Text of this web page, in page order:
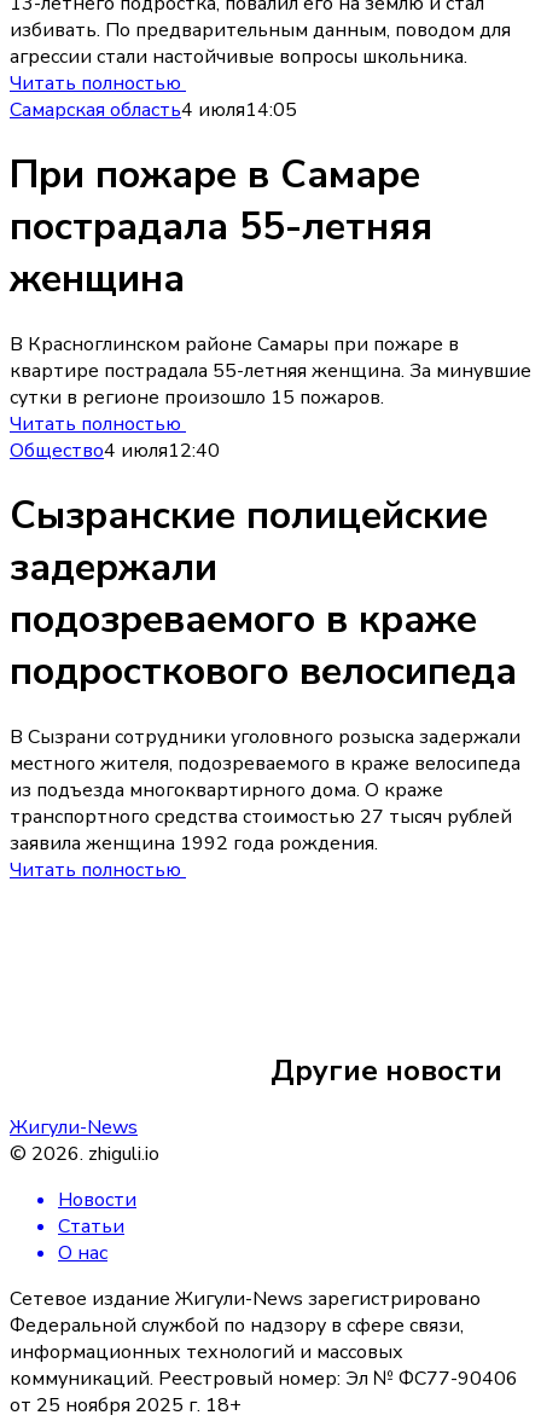
Другие новости
Центрального
избивать. По предварительным данным, поводом для
агрессии стали настойчивые вопросы школьника.
Читать полностью
Самарская область4 июля14:05
При пожаре в Самаре
пострадала 55-летняя
женщина
В Красноглинском районе Самары при пожаре в
квартире пострадала 55-летняя женщина. За минувшие
сутки в регионе произошло 15 пожаров.
Читать полностью
Общество4 июля12:40
Сызранские полицейские
задержали
подозреваемого в краже
подросткового велосипеда
В Сызрани сотрудники уголовного розыска задержали
местного жителя, подозреваемого в краже велосипеда
из подъезда многоквартирного дома. О краже
транспортного средства стоимостью 27 тысяч рублей
заявила женщина 1992 года рождения.
Читать полностью
Жигули-News
© 2026. zhiguli.io
Новости
Статьи
О нас
Сетевое издание Жигули-News зарегистрировано
Федеральной службой по надзору в сфере связи,
информационных технологий и массовых
коммуникаций. Реестровый номер: Эл № ФС77-90406
от 25 ноября 2025 г. 18+